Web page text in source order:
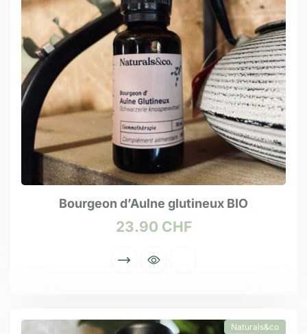
Bourgeon d’Aulne glutineux BIO
23.90 CHF
Naturals&co